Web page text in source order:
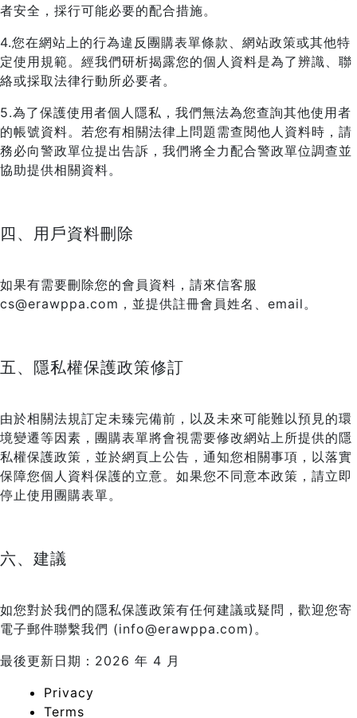
者安全，採行可能必要的配合措施。
4.您在網站上的行為違反團購表單條款、網站政策或其他特
定使用規範。經我們研析揭露您的個人資料是為了辨識、聯
絡或採取法律行動所必要者。
5.為了保護使用者個人隱私，我們無法為您查詢其他使用者
的帳號資料。若您有相關法律上問題需查閱他人資料時，請
務必向警政單位提出告訴，我們將全力配合警政單位調查並
協助提供相關資料。
四、用戶資料刪除
如果有需要刪除您的會員資料，請來信客服
cs@erawppa.com，並提供註冊會員姓名、email。
五、隱私權保護政策修訂
由於相關法規訂定未臻完備前，以及未來可能難以預見的環
境變遷等因素，團購表單將會視需要修改網站上所提供的隱
私權保護政策，並於網頁上公告，通知您相關事項，以落實
保障您個人資料保護的立意。如果您不同意本政策，請立即
停止使用團購表單。
六、建議
如您對於我們的隱私保護政策有任何建議或疑問，歡迎您寄
電子郵件聯繫我們 (info@erawppa.com)。
最後更新日期：2026 年 4 月
Privacy
Terms